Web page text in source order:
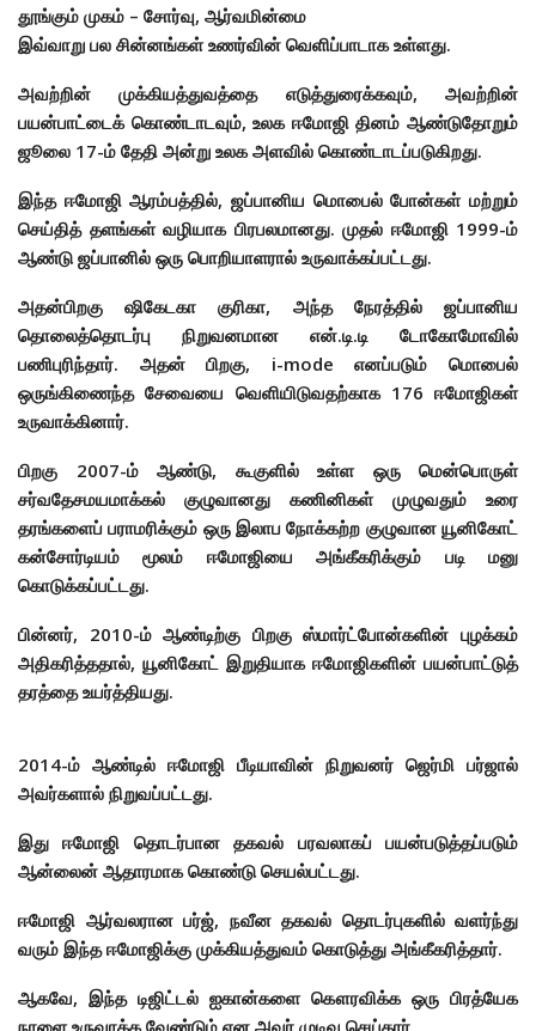
தூங்கும் முகம் – சோர்வு, ஆர்வமின்மை
இவ்வாறு பல சின்னங்கள் உணர்வின் வெளிப்பாடாக உள்ளது.
அவற்றின் முக்கியத்துவத்தை எடுத்துரைக்கவும், அவற்றின்
பயன்பாட்டைக் கொண்டாடவும், உலக ஈமோஜி தினம் ஆண்டுதோறும்
ஜூலை 17-ம் தேதி அன்று உலக அளவில் கொண்டாடப்படுகிறது.
இந்த ஈமோஜி ஆரம்பத்தில், ஜப்பானிய மொபைல் போன்கள் மற்றும்
செய்தித் தளங்கள் வழியாக பிரபலமானது. முதல் ஈமோஜி 1999-ம்
ஆண்டு ஜப்பானில் ஒரு பொறியாளரால் உருவாக்கப்பட்டது.
அதன்பிறகு ஷிகேடகா குரிகா, அந்த நேரத்தில் ஜப்பானிய
தொலைத்தொடர்பு நிறுவனமான என்.டி.டி டோகோமோவில்
பணிபுரிந்தார். அதன் பிறகு, i-mode எனப்படும் மொபைல்
ஒருங்கிணைந்த சேவையை வெளியிடுவதற்காக 176 ஈமோஜிகள்
உருவாக்கினார்.
பிறகு 2007-ம் ஆண்டு, கூகுளில் உள்ள ஒரு மென்பொருள்
சர்வதேசமயமாக்கல் குழுவானது கணினிகள் முழுவதும் உரை
தரங்களைப் பராமரிக்கும் ஒரு இலாப நோக்கற்ற குழுவான யூனிகோட்
கன்சோர்டியம் மூலம் ஈமோஜியை அங்கீகரிக்கும் படி மனு
கொடுக்கப்பட்டது.
பின்னர், 2010-ம் ஆண்டிற்கு பிறகு ஸ்மார்ட்போன்களின் புழக்கம்
அதிகரித்ததால், யூனிகோட் இறுதியாக ஈமோஜிகளின் பயன்பாட்டுத்
தரத்தை உயர்த்தியது.
2014-ம் ஆண்டில் ஈமோஜி பீடியாவின் நிறுவனர் ஜெர்மி பர்ஜால்
அவர்களால் நிறுவப்பட்டது.
இது ஈமோஜி தொடர்பான தகவல் பரவலாகப் பயன்படுத்தப்படும்
ஆன்லைன் ஆதாரமாக கொண்டு செயல்பட்டது.
ஈமோஜி ஆர்வலரான பர்ஜ், நவீன தகவல் தொடர்புகளில் வளர்ந்து
வரும் இந்த ஈமோஜிக்கு முக்கியத்துவம் கொடுத்து அங்கீகரித்தார்.
ஆகவே, இந்த டிஜிட்டல் ஐகான்களை கௌரவிக்க ஒரு பிரத்யேக
நாளை உருவாக்க வேண்டும் என அவர் முடிவு செய்தார்.